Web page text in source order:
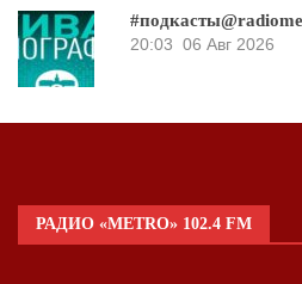
20:03 06 Авг 2026
РАДИО «METRO» 102.4 FM